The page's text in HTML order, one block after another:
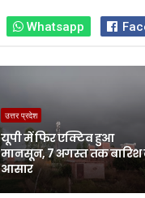
Whatsapp
उत्तर प्रदेश
यूपी में फिर एक्टिव हुआ
मानसून, 7 अगस्त तक
आसार